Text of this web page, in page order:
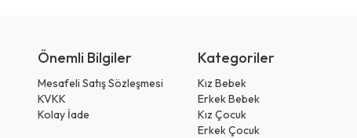
Önemli Bilgiler
Mesafeli Satış Sözleşmesi
KVKK
Kolay İade
Kategoriler
Kız Bebek
Erkek Bebek
Kız Çocuk
Erkek Çocuk